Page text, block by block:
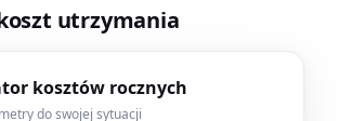
utrzymania
kosztów rocznych
do swojej sytuacji